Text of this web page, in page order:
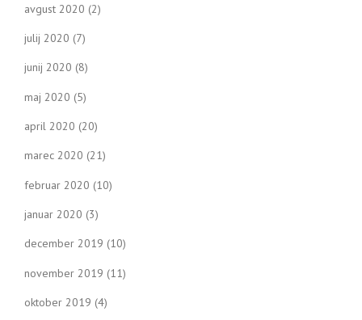
avgust 2020 (2)
julij 2020 (7)
junij 2020 (8)
maj 2020 (5)
april 2020 (20)
marec 2020 (21)
februar 2020 (10)
januar 2020 (3)
december 2019 (10)
november 2019 (11)
oktober 2019 (4)